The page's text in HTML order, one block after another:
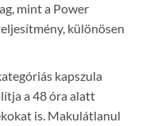
mint a Power
különösen
kapszula
a 48 óra alatt
is. Makulátlanul